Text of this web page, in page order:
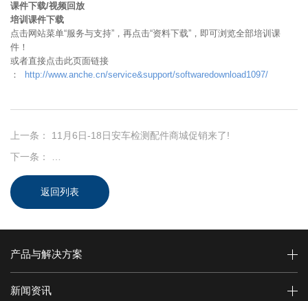
课件下载/视频回放
培训课件下载
点击网站菜单“服务与支持”，再点击“资料下载”，即可浏览全部培训课
件！
或者直接点击此页面链接
：
http://www.anche.cn/service&support/softwaredownload1097/
上一条：
11月6日-18日安车检测配件商城促销来了!
下一条：
返回列表
产品与解决方案
新闻资讯